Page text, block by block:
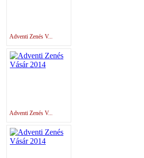
Adventi Zenés V...
Adventi Zenés V...